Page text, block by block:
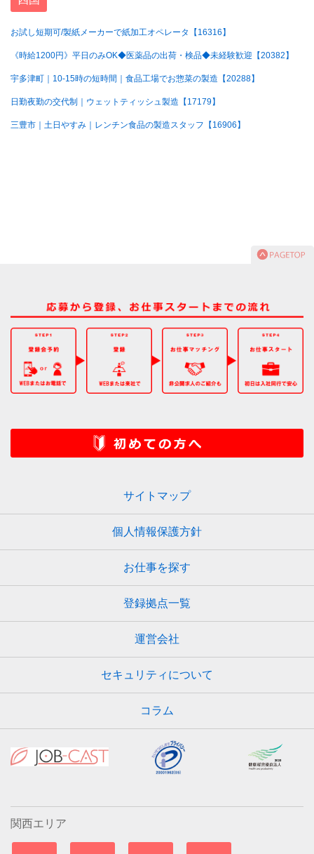
お試し短期可/製紙メーカーで紙加工オペレータ【16316】
《時給1200円》平日のみOK◆医薬品の出荷・検品◆未経験歓迎【20382】
宇多津町｜10-15時の短時間｜食品工場でお惣菜の製造【20288】
日勤夜勤の交代制｜ウェットティッシュ製造【17179】
三豊市｜土日やすみ｜レンチン食品の製造スタッフ【16906】
サイトマップ
個人情報保護方針
お仕事を探す
登録拠点一覧
運営会社
セキュリティについて
コラム
関西エリア